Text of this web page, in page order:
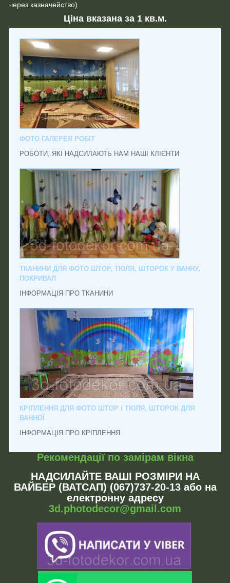
через казначейство)
Ціна вказана за 1 кв.м.
ФОТО ГАЛЕРЕЯ РОБІТ
РОБОТИ, ЯКІ НАДСИЛАЮТЬ НАМ НАШІ КЛІЄНТИ
ТКАНИНИ ДЛЯ ФОТО ШТОР, ТЮЛЯ, ШТОРОК У ВАННУ,
ПОКРИВАЛ
ІНФОРМАЦІЯ ПРО ТКАНИНИ
КРІПЛЕННЯ ДЛЯ ФОТО ШТОР і ТЮЛЯ, ШТОРОК ДЛЯ
ВАННОЇ
ІНФОРМАЦІЯ ПРО КРІПЛЕННЯ
Рекомендації по замірам вікна
НАДСИЛАЙТЕ ВАШІ РОЗМІРИ НА
ВАЙБЕР (ВАТСАП) (067)737-20-13 або на
електронну адресу
3d.photodecor@gmail.com